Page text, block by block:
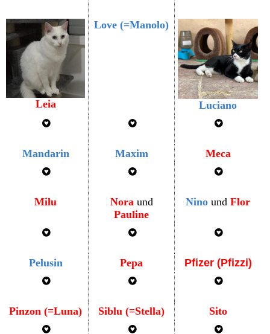
Leia
Love (=Manolo)
Luciano
Mandarin Maxim Meca
Milu Nora und
Pauline
Nino und Flor
Pelusin Pepa Pfizer (Pfizzi)
Pinzon (=Luna) Siblu (=Stella) Sito